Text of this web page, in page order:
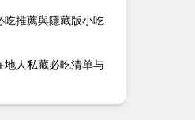
吃推薦與隱藏版小吃
地人私藏必吃清单与